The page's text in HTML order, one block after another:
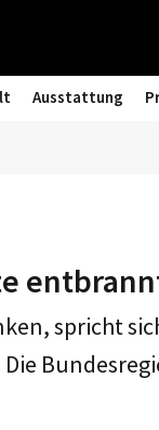
Ausstattung
spricht